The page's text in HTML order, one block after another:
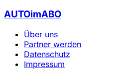
AUTOimABO
Über uns
Partner werden
Datenschutz
Impressum